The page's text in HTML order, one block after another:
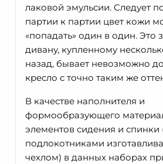
лаковой эмульсии. Cледует
партии к партии цвет кожи
«попадать» один в один. Это
дивану, купленному
назад, бывает невозможно
кресло с точно таким же
В качестве наполнителя и
формообразующего
элементов сидения и спинки
подлокотниками
чехлом) в данных наборах